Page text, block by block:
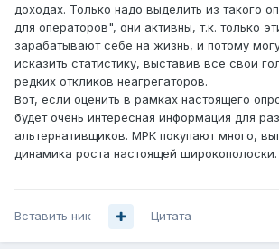
доходах. Только надо выделить из такого
для операторов", они активны, т.к. только
зарабатывают себе на жизнь, и потому
исказить статистику, выставив все свои
редких откликов неагрегаторов.
Вот, если оценить в рамках настоящего
будет очень интересная информация для
альтернативщиков. МРК покупают много,
динамика роста настоящей широкополоски.
Вставить ник Цитата